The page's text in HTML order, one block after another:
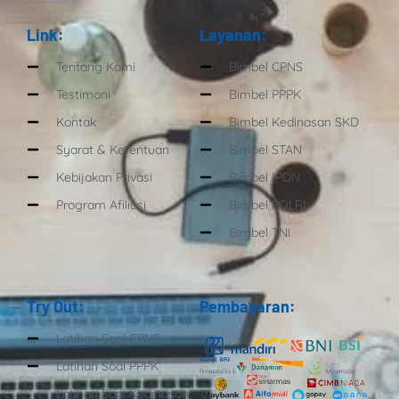
Link:
Tentang Kami
Testimoni
Kontak
Syarat & Ketentuan
Kebijakan Privasi
Program Afiliasi
Layanan:
Bimbel CPNS
Bimbel PPPK
Bimbel Kedinasan SKD
Bimbel STAN
Bimbel IPDN
Bimbel POLRI
Bimbel TNI
Try Out:
Latihan Soal CPNS
Latihan Soal PPPK
Latihan Soal Kedinasan
Pembayaran: